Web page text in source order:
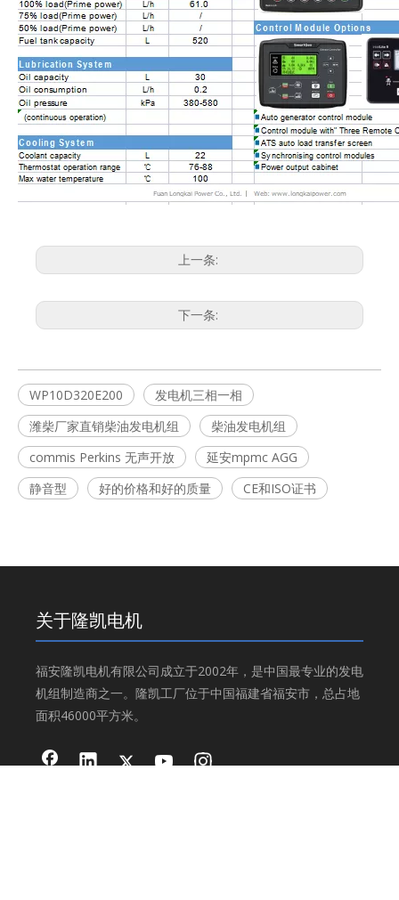
上一条:
下一条:
WP10D320E200
发电机三相一相
潍柴厂家直销柴油发电机组
柴油发电机组
commis Perkins 无声开放
延安mpmc AGG
静音型
好的价格和好的质量 CE和ISO证书
关于隆凯电机
福安隆凯电机有限公司成立于2002年，是中国最专业的发电
机组制造商之一。隆凯工厂位于中国福建省福安市，总占地
面积46000平方米。